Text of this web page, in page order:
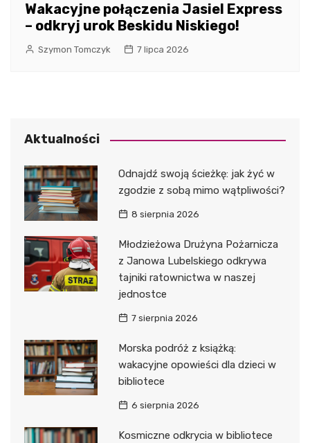
Wakacyjne połączenia Jasiel Express
– odkryj urok Beskidu Niskiego!
Szymon Tomczyk 7 lipca 2026
Aktualności
Odnajdź swoją ścieżkę: jak żyć w
zgodzie z sobą mimo wątpliwości?
8 sierpnia 2026
Młodzieżowa Drużyna Pożarnicza
z Janowa Lubelskiego odkrywa
tajniki ratownictwa w naszej
jednostce
7 sierpnia 2026
Morska podróż z książką:
wakacyjne opowieści dla dzieci w
bibliotece
6 sierpnia 2026
Kosmiczne odkrycia w bibliotece